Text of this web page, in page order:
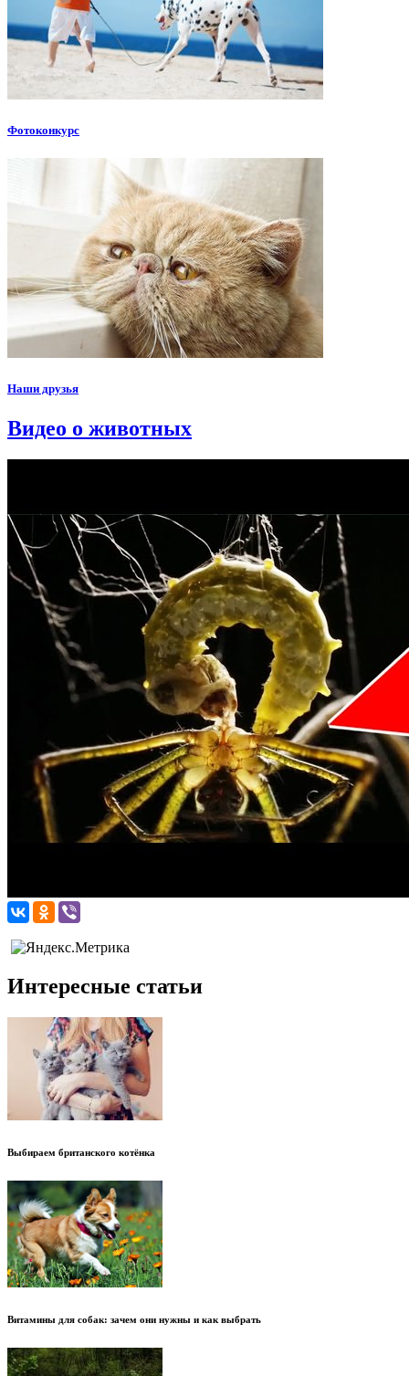
Фотоконкурс
Наши друзья
Видео о животных
Интересные статьи
Выбираем британского котёнка
Витамины для собак: зачем они нужны и как выбрать